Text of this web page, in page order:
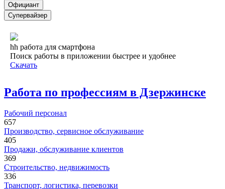
Официант
Супервайзер
hh работа для смартфона
Поиск работы в приложении быстрее и удобнее
Скачать
Работа по профессиям в Дзержинске
Рабочий персонал
657
Производство, сервисное обслуживание
405
Продажи, обслуживание клиентов
369
Строительство, недвижимость
336
Транспорт, логистика, перевозки